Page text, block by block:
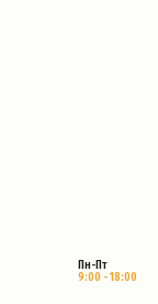
Пн-Пт
9:00 - 18:00